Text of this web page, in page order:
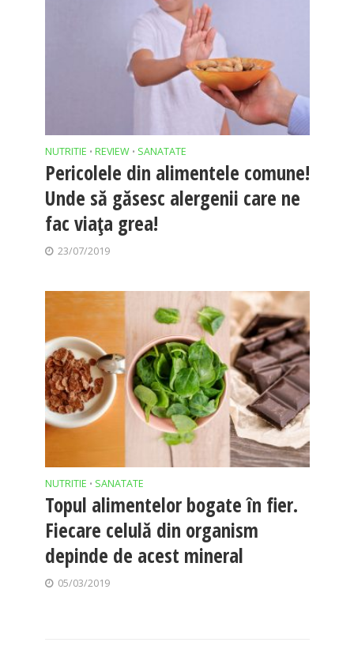
NUTRITIE • REVIEW • SANATATE
Pericolele din alimentele comune!
Unde să găsesc alergenii care ne
fac viaţa grea!
23/07/2019
NUTRITIE • SANATATE
Topul alimentelor bogate în fier.
Fiecare celulă din organism
depinde de acest mineral
05/03/2019